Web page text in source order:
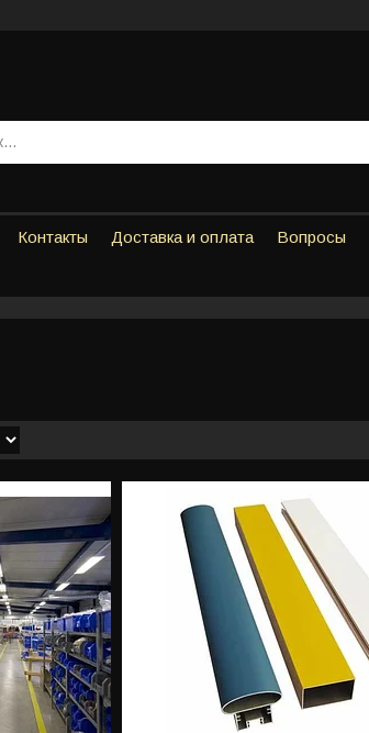
Контакты Доставка и оплата Вопросы